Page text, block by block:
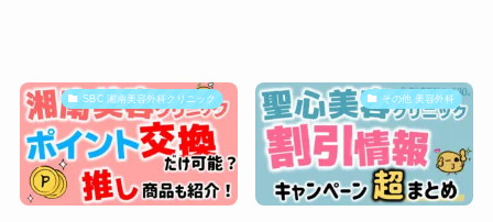
SBC 湘南美容外科クリニック その他 美容外科